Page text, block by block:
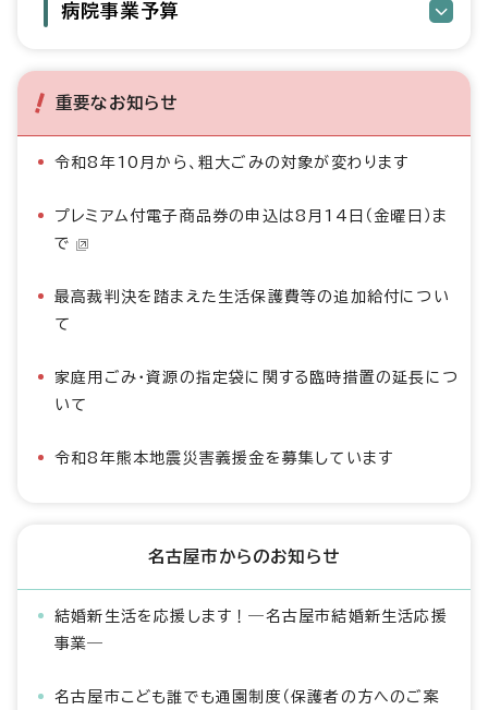
病院事業予算
重要なお知らせ
令和8年10月から、粗大ごみの対象が変わります
プレミアム付電子商品券の申込は8月14日（金曜日）ま
で
最高裁判決を踏まえた生活保護費等の追加給付につい
て
家庭用ごみ・資源の指定袋に関する臨時措置の延長につ
いて
令和8年熊本地震災害義援金を募集しています
名古屋市からのお知らせ
結婚新生活を応援します！―名古屋市結婚新生活応援
事業―
名古屋市こども誰でも通園制度（保護者の方へのご案